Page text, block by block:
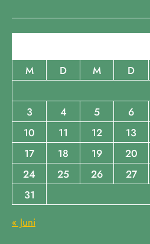
M
D M D
3
4 5 6
10
11 12 13
17
18 19 20
24
25 26 27
31
« Juni